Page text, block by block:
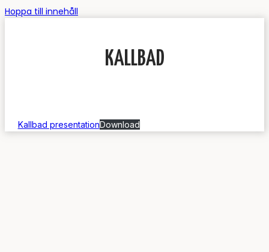
Hoppa till innehåll
KALLBAD
Kallbad presentationDownload